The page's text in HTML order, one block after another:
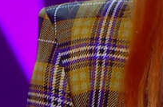
de 'Tras la carrera'
primera expulsada de